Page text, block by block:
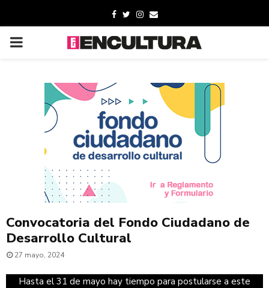
Convocatoria del Fondo Ciudadano de
Desarrollo Cultural
27 mayo, 2024
Hasta el 31 de mayo hay tiempo para postularse a este